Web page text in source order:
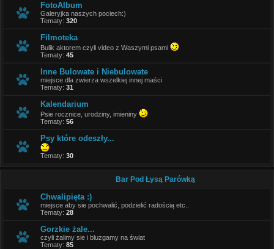
FotoAlbum
Galeryjka naszych pociech:)
Tematy: 320
Filmoteka
Bulik aktorem czyli video z Waszymi psami
Tematy: 45
Inne Bulowate i Niebulowate
miejsce dla zwierza wszelkiej innej maści
Tematy: 31
Kalendarium
Psie rocznice, urodziny, imieniny
Tematy: 56
Psy które odeszły...
Tematy: 30
Bar Pod Łysą Parówką
Chwalipięta :)
miejsce aby sie pochwalić, podzielić radością etc..
Tematy: 28
Gorzkie żale...
czyli żalimy sie i bluzgamy na świat
Tematy: 85